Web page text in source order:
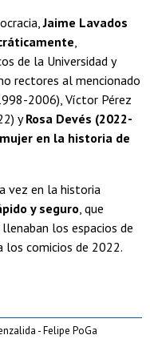
Jaime Lavados
,
de la Universidad y
rectores al mencionado
2006), Víctor Pérez
yRosa Devés (2022-
en la historia de
vez en la historia
y seguro, que
los espacios de
los comicios de 2022.
- Felipe PoGa